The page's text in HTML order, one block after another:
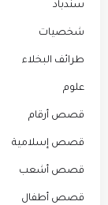
سندباد
شخصيات
طرائف البخلاء
علوم
قصص أرقام
قصص إسلامية
قصص أشعب
قصص أطفال